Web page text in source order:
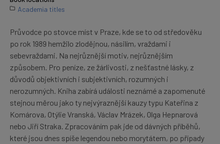
Academia titles
Průvodce po stovce míst v Praze, kde se to od středověku
po rok 1989 hemžilo zlodějnou, násilím, vraždami i
sebevraždami. Na nejrůznější motiv, nejrůznějším
způsobem. Pro peníze, ze žárlivosti, z nešťastné lásky, z
důvodů objektivních i subjektivních, rozumných i
nerozumných. Kniha zabírá události neznámé a zapomenuté
stejnou měrou jako ty nejvýraznější kauzy typu Kateřina z
Komárova, Otýlie Vranská, Václav Mrázek, Olga Hepnarová
nebo Jiří Straka. Zpracováním pak jde od dávných příběhů,
které jsou dnes spíše legendou nebo morytátem, po případy